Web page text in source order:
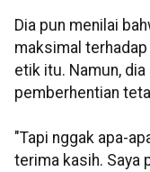
Dia pun menilai
maksimal
etik itu. Namun,
pemberhentian
"Tapi nggak apa-
terima kasih. Saya